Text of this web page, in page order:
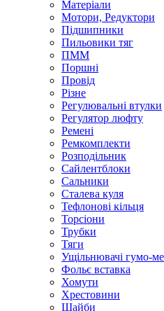
Матеріали
Мотори, Редуктори
Підшипники
Пильовики тяг
ПММ
Поршні
Провід
Різне
Регулювальні втулки
Регулятор люфту
Ремені
Ремкомплекти
Розподільник
Сайлентблоки
Сальники
Сталева куля
Тефлонові кільця
Торсіони
Трубки
Тяги
Ущільнювачі гумо-
Фольє вставка
Хомути
Хрестовини
Шайби